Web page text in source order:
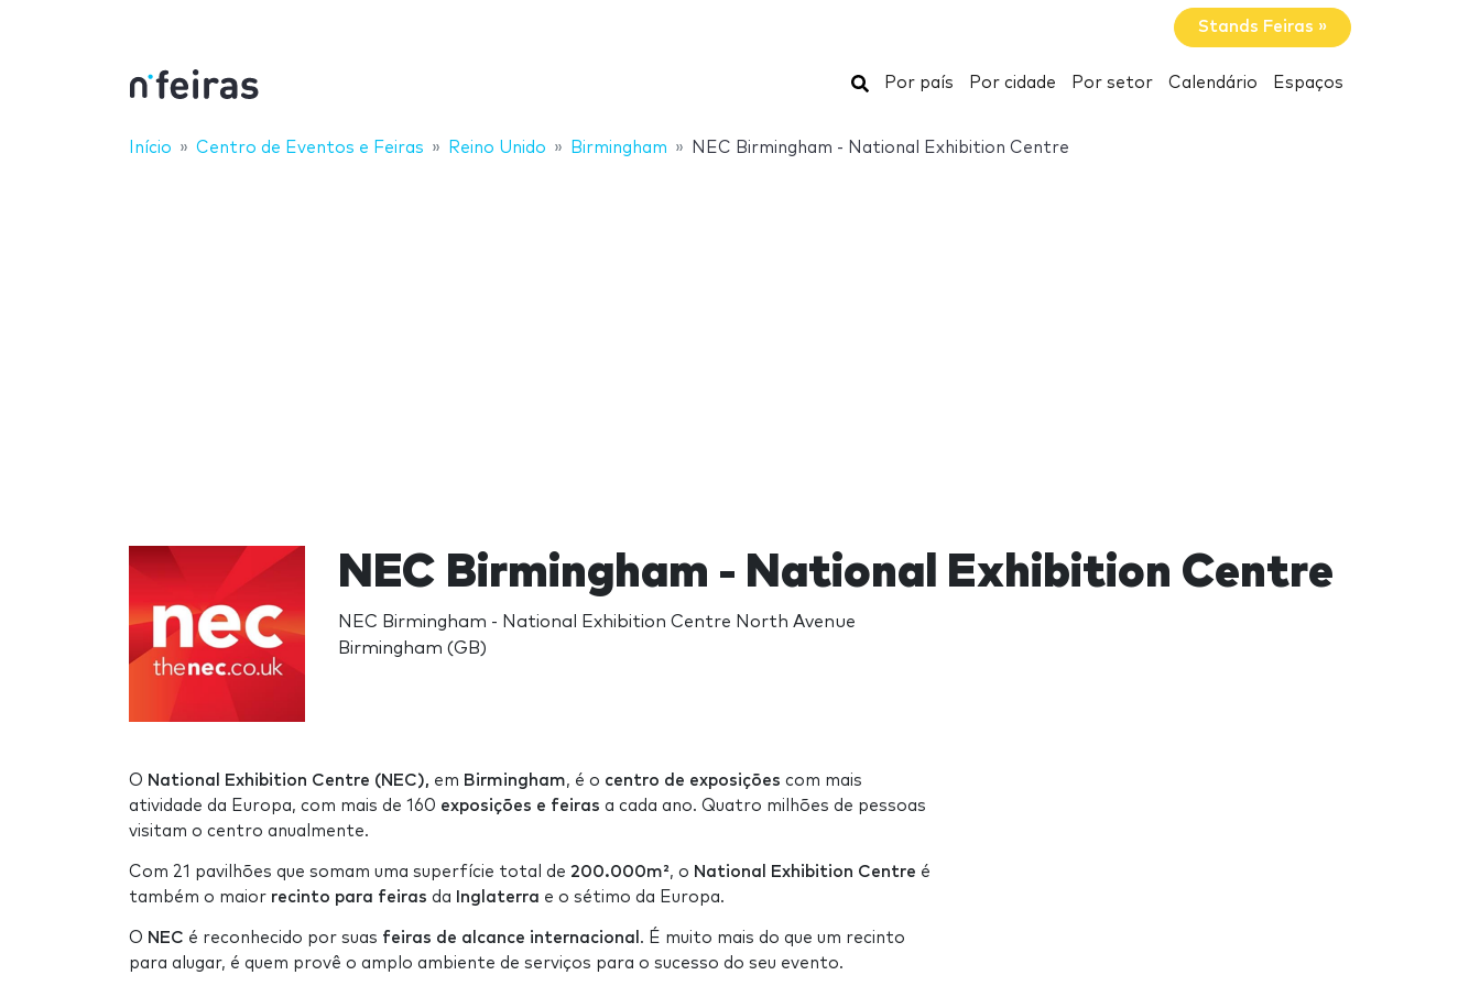
Stands Feiras »
Buscar
Por país Por cidade Por setor Calendário Espaços
Início Centro de Eventos e Feiras Reino Unido Birmingham NEC Birmingham - National Exhibition Centre
NEC Birmingham - National Exhibition Centre
NEC Birmingham - National Exhibition Centre North Avenue
Birmingham (GB)
O National Exhibition Centre (NEC), em Birmingham, é o centro de exposições com mais
atividade da Europa, com mais de 160 exposições e feiras a cada ano. Quatro milhões de pessoas
visitam o centro anualmente.
Com 21 pavilhões que somam uma superfície total de 200.000m², o National Exhibition Centre é
também o maior recinto para feiras da Inglaterra e o sétimo da Europa.
O NEC é reconhecido por suas feiras de alcance internacional . É muito mais do que um recinto
para alugar, é quem provê o amplo ambiente de serviços para o sucesso do seu evento.